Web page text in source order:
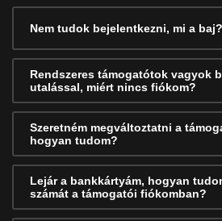
Nem tudok bejelentkezni, mi a baj?
Rendszeres támogatótok vagyok
utalással, miért nincs fiókom?
Szeretném megváltoztatni a
hogyan tudom?
Lejár a bankkártyám, hogyan
számát a támogatói fiókomban?